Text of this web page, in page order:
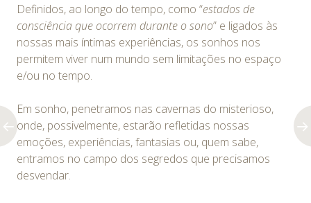
Definidos, ao longo do tempo, como “estados de
consciência que ocorrem durante o sono” e ligados às
nossas mais íntimas experiências, os sonhos nos
permitem viver num mundo sem limitações no espaço
e/ou no tempo.
Em sonho, penetramos nas cavernas do misterioso,
onde, possivelmente, estarão refletidas nossas
emoções, experiências, fantasias ou, quem sabe,
entramos no campo dos segredos que precisamos
desvendar.